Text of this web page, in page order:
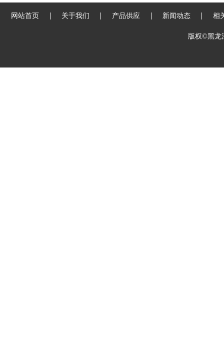
网站首页 关于我们 产品供应 新闻动态 相
版权©黑龙